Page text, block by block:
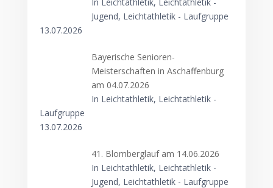
Jugend, Leichtathletik - Laufgruppe
13.07.2026
Bayerische Senioren-
Meisterschaften in Aschaffenburg
am 04.07.2026
In Leichtathletik, Leichtathletik -
Laufgruppe
13.07.2026
41. Blomberglauf am 14.06.2026
In Leichtathletik, Leichtathletik -
Jugend, Leichtathletik - Laufgruppe